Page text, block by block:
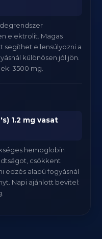
elektrolit. Magas
ellensúlyozni a
különösen jól jön.
3500 mg.
1.2 mg vasat
hemoglobin
csökkent
alapú fogyásnál
Napi ajánlott bevitel: